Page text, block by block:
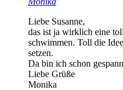
Liebe Susanne,
das ist ja wirklich eine
schwimmen. Toll die
setzen.
Da bin ich schon
Liebe Grüße
Monika